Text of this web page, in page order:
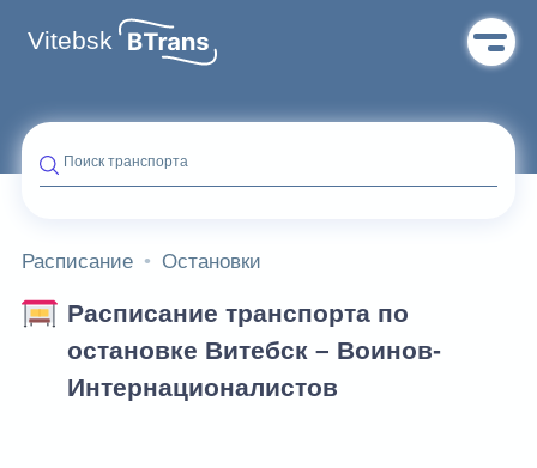
Vitebsk
Поиск транспорта
Расписание Остановки
Расписание транспорта по
остановке Витебск – Воинов-
Интернационалистов